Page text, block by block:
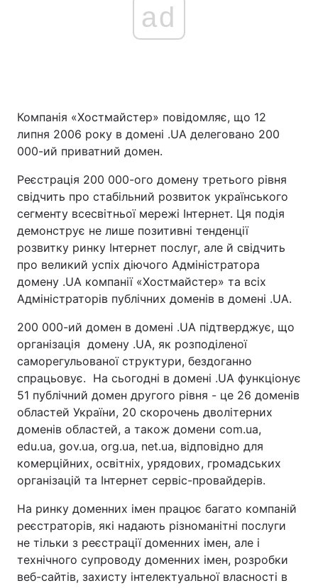
ad
Компанія «Хостмайстер» повідомляє, що 12
липня 2006 року в домені .UA делеговано 200
000-ий приватний домен.
Реєстрація 200 000-ого домену третього рівня
свідчить про стабільний розвиток українського
сегменту всесвітньої мережі Інтернет. Ця подія
демонструє не лише позитивні тенденції
розвитку ринку Інтернет послуг, але й свідчить
про великий успіх діючого Адміністратора
домену .UA компанії «Хостмайстер» та всіх
Адміністраторів публічних доменів в домені .UA.
200 000-ий домен в домені .UA підтверджує, що
організація домену .UA, як розподіленої
саморегульованої структури, бездоганно
спрацьовує. На сьогодні в домені .UA функціонує
51 публічний домен другого рівня - це 26 доменів
областей України, 20 скорочень дволітерних
доменів областей, а також домени com.ua,
edu.ua, gov.ua, org.ua, net.ua, відповідно для
комерційних, освітніх, урядових, громадських
організацій та Інтернет сервіс-провайдерів.
На ринку доменних імен працює багато компаній
реєстраторів, які надають різноманітні послуги
не тільки з реєстрації доменних імен, але і
технічного супроводу доменних імен, розробки
веб-сайтів, захисту інтелектуальної власності в